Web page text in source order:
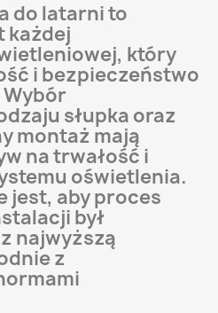
do latarni to
każdej
który
i bezpieczeństwo
słupka oraz
montaż mają
na trwałość i
oświetlenia.
jest, aby proces
był
najwyższą
z